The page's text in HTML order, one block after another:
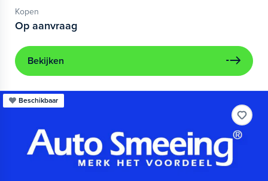
Kopen
Op aanvraag
Bekijken
Beschikbaar